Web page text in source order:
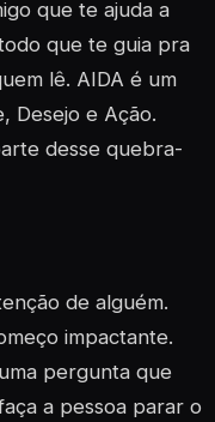
que te ajuda a
que te guia pra
lê. AIDA é um
Desejo e Ação.
desse quebra-
de alguém.
impactante.
pergunta que
a pessoa parar o